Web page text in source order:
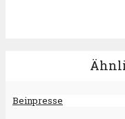
Beinpresse